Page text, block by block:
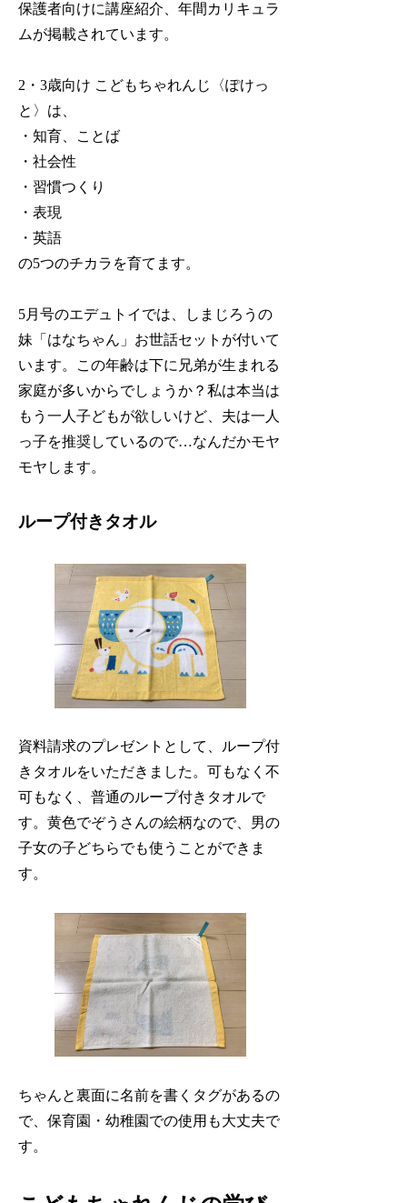
保護者向けに講座紹介、年間カリキュラ
ムが掲載されています。
2・3歳向け こどもちゃれんじ〈ぽけっ
と〉は、
・知育、ことば
・社会性
・習慣つくり
・表現
・英語
の5つのチカラを育てます。
5月号のエデュトイでは、しまじろうの
妹「はなちゃん」お世話セットが付いて
います。この年齢は下に兄弟が生まれる
家庭が多いからでしょうか？私は本当は
もう一人子どもが欲しいけど、夫は一人
っ子を推奨しているので…なんだかモヤ
モヤします。
ループ付きタオル
資料請求のプレゼントとして、ループ付
きタオルをいただきました。可もなく不
可もなく、普通のループ付きタオルで
す。黄色でぞうさんの絵柄なので、男の
子女の子どちらでも使うことができま
す。
ちゃんと裏面に名前を書くタグがあるの
で、保育園・幼稚園での使用も大丈夫で
す。